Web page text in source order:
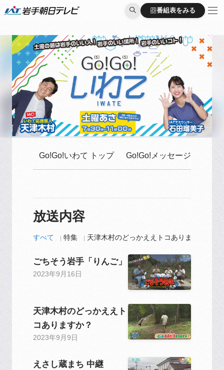
番組表をみる
番組表をみる
Go!Go!いわて トップ Go!Go!メッセージはこち
放送内容
すべて 特集 天津木村のどっかええトコありますか？
ごちそう岩手「りんご」
2023年9月16日
天津木村のどっかええト
コありますか？
2023年9月9日
えさし蔵まち 中継